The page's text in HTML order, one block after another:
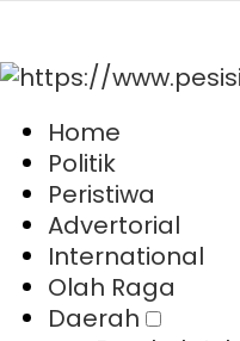
Home
Politik
Peristiwa
Advertorial
International
Olah Raga
Daerah